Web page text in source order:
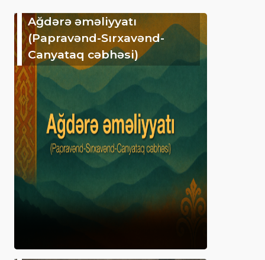
Ağdərə əməliyyatı
(Papravənd-Sırxavənd-
Canyataq cəbhəsi)